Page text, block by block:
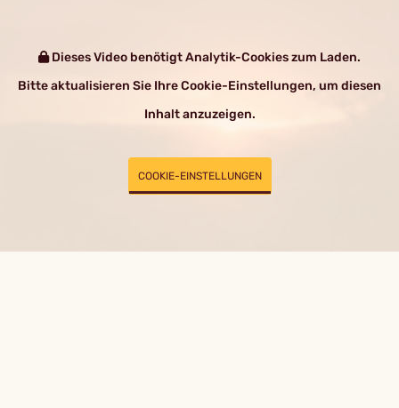
Dieses Video benötigt Analytik-Cookies zum Laden.
Bitte aktualisieren Sie Ihre Cookie-Einstellungen, um diesen
Inhalt anzuzeigen.
COOKIE-EINSTELLUNGEN